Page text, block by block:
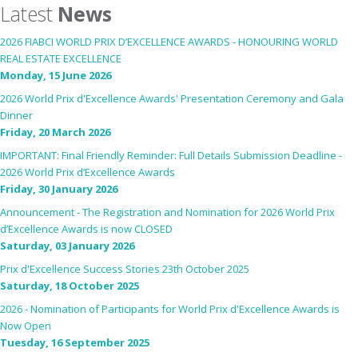
Latest News
2026 FIABCI WORLD PRIX D’EXCELLENCE AWARDS - HONOURING WORLD
REAL ESTATE EXCELLENCE
Monday, 15 June 2026
2026 World Prix d'Excellence Awards' Presentation Ceremony and Gala
Dinner
Friday, 20 March 2026
IMPORTANT: Final Friendly Reminder: Full Details Submission Deadline -
2026 World Prix d’Excellence Awards
Friday, 30 January 2026
Announcement - The Registration and Nomination for 2026 World Prix
d’Excellence Awards is now CLOSED
Saturday, 03 January 2026
Prix d'Excellence Success Stories 23th October 2025
Saturday, 18 October 2025
2026 - Nomination of Participants for World Prix d'Excellence Awards is
Now Open
Tuesday, 16 September 2025